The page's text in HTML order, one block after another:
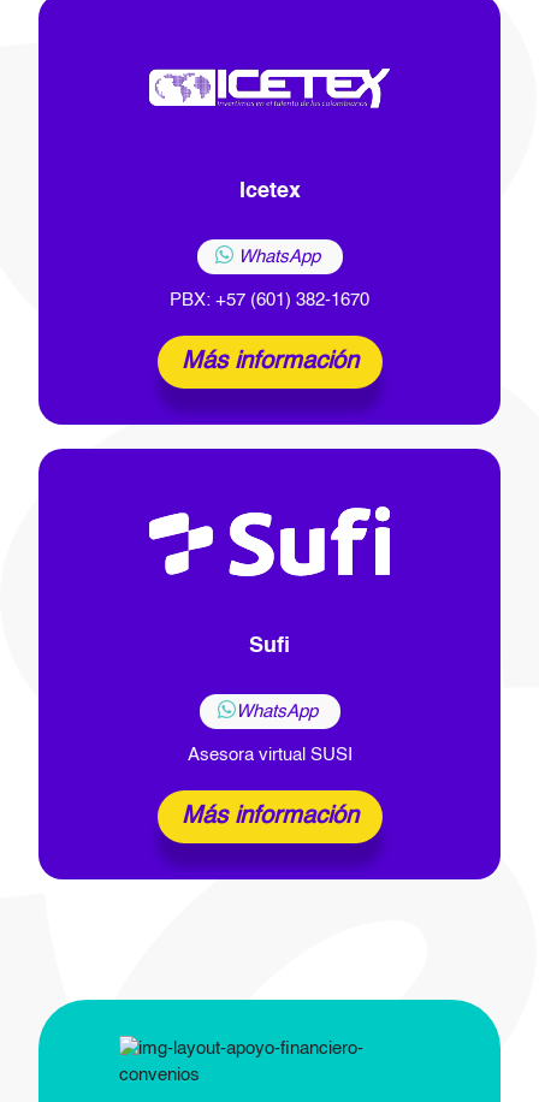
Icetex
WhatsApp
PBX: +57 (601) 382-1670
Más información
Sufi
WhatsApp
Asesora virtual SUSI
Más información